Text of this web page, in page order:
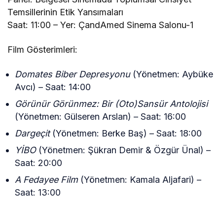
Temsillerinin Etik Yansımaları
Saat: 11:00 – Yer: ÇandAmed Sinema Salonu-1
Film Gösterimleri:
Domates Biber Depresyonu(Yönetmen: Aybüke
Avcı) – Saat: 14:00
Görünür Görünmez: Bir (Oto)Sansür Antolojisi
(Yönetmen: Gülseren Arslan) – Saat: 16:00
Dargeçit(Yönetmen: Berke Baş) – Saat: 18:00
YİBO(Yönetmen: Şükran Demir & Özgür Ünal) –
Saat: 20:00
A Fedayee Film(Yönetmen: Kamala Aljafari) –
Saat: 13:00